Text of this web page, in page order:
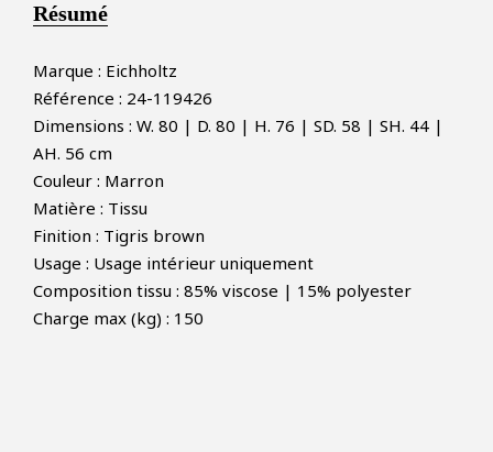
Résumé
Marque : Eichholtz
Référence : 24-119426
Dimensions : W. 80 | D. 80 | H. 76 | SD. 58 | SH. 44 |
AH. 56 cm
Couleur : Marron
Matière : Tissu
Finition : Tigris brown
Usage : Usage intérieur uniquement
Composition tissu : 85% viscose | 15% polyester
Charge max (kg) : 150